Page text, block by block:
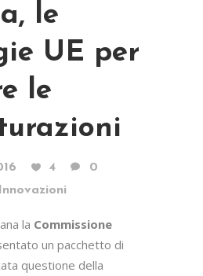
le
UE per
le
4
0
la Commissione
un pacchetto di
questione della